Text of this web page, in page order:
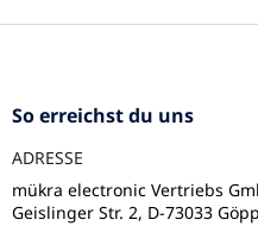
F
So erreichst du uns
ADRESSE
mükra electronic Vertriebs
Geislinger Str. 2, D-73033